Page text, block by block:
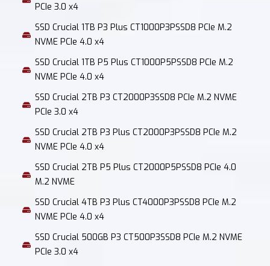
PCIe 3.0 x4
SSD Crucial 1TB P3 Plus CT1000P3PSSD8 PCIe M.2
NVME PCIe 4.0 x4
SSD Crucial 1TB P5 Plus CT1000P5PSSD8 PCIe M.2
NVME PCIe 4.0 x4
SSD Crucial 2TB P3 CT2000P3SSD8 PCIe M.2 NVME
PCIe 3.0 x4
SSD Crucial 2TB P3 Plus CT2000P3PSSD8 PCIe M.2
NVME PCIe 4.0 x4
SSD Crucial 2TB P5 Plus CT2000P5PSSD8 PCIe 4.0
M.2 NVME
SSD Crucial 4TB P3 Plus CT4000P3PSSD8 PCIe M.2
NVME PCIe 4.0 x4
SSD Crucial 500GB P3 CT500P3SSD8 PCIe M.2 NVME
PCIe 3.0 x4